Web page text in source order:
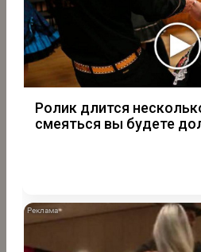
Ролик длится
смеяться вы будете